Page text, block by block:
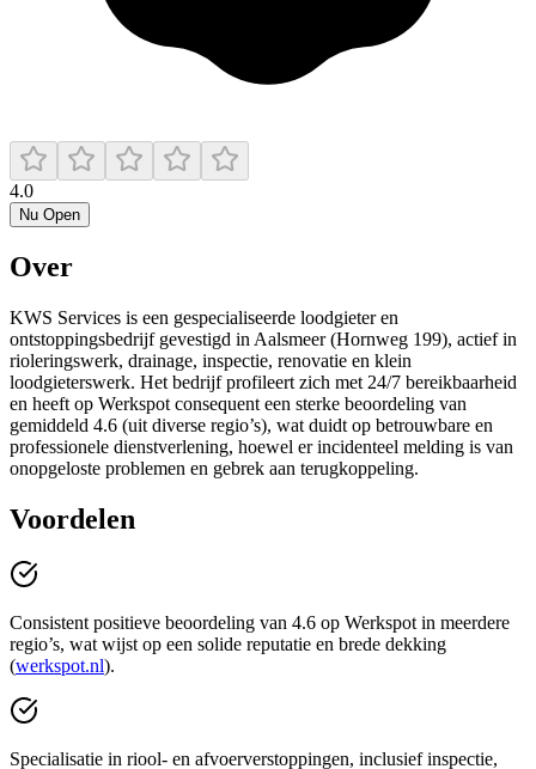
4.0
Nu Open
Over
KWS Services is een gespecialiseerde loodgieter en
ontstoppingsbedrijf gevestigd in Aalsmeer (Hornweg 199), actief in
rioleringswerk, drainage, inspectie, renovatie en klein
loodgieterswerk. Het bedrijf profileert zich met 24/7 bereikbaarheid
en heeft op Werkspot consequent een sterke beoordeling van
gemiddeld 4.6 (uit diverse regio’s), wat duidt op betrouwbare en
professionele dienstverlening, hoewel er incidenteel melding is van
onopgeloste problemen en gebrek aan terugkoppeling.
Voordelen
Consistent positieve beoordeling van 4.6 op Werkspot in meerdere
regio’s, wat wijst op een solide reputatie en brede dekking
(werkspot.nl).
Specialisatie in riool- en afvoerverstoppingen, inclusief inspectie,